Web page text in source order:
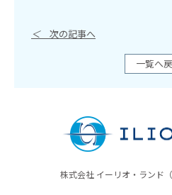
＜次の記事へ
一覧へ
株式会社 イーリオ・ランド